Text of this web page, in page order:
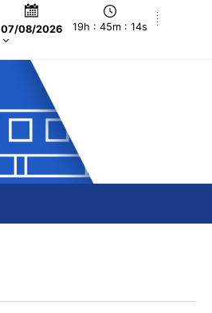
07/08/2026 19h : 45m : 15s